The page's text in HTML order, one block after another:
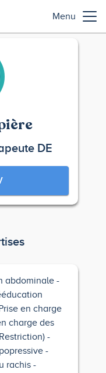
Menu
DE
abdominale
en charge
charge des
rachis